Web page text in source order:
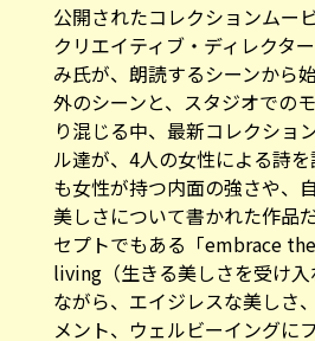
公開されたコレクションムー
クリエイティブ・ディレクタ
み氏が、朗読するシーンから
外のシーンと、スタジオでの
り混じる中、最新コレクショ
ル達が、4人の女性による詩
も女性が持つ内面の強さや、
美しさについて書かれた作品
セプトでもある「embrace
living（生きる美しさを受け
ながら、エイジレスな美しさ
メント、ウェルビーイングに